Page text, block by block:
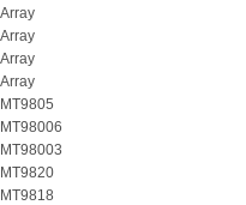
Array
Array
Array
Array
MT9805
MT98006
MT98003
MT9820
MT9818